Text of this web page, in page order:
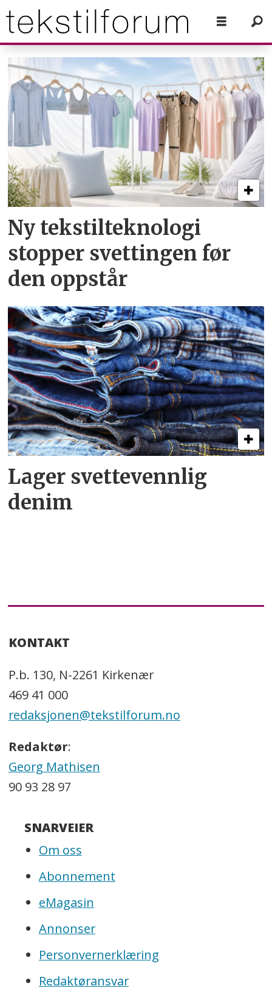
Tag:
outlast
Ny tekstil­teknologi
stopper svettingen før
den oppstår
Lager svettevennlig
denim
KONTAKT
P.b. 130, N-2261 Kirkenær
469 41 000
redaksjonen@tekstilforum.no
Redaktør:
Georg Mathisen
90 93 28 97
SNARVEIER
Om oss
Abonnement
eMagasin
Annonser
Personvernerklæring
Redaktøransvar